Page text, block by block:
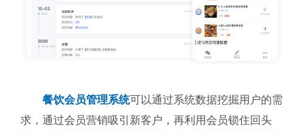
餐饮会员管理系统可以通过系统数据挖掘用户的需
求，通过会员营销吸引新客户，再利用会员锁住回头